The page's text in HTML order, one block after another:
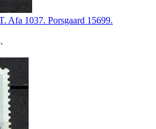
1037. Porsgaard 15699.
.